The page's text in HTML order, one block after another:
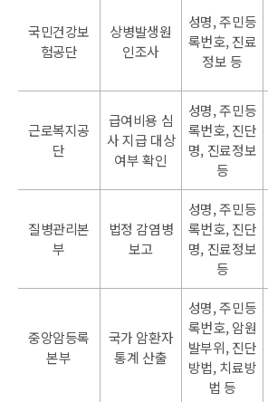
국민건강보
험공단
상병발생원
인조사
성명, 주민등
록번호, 진료
정보 등
근로복지공
단
급여비용 심
사 지급 대상
여부 확인
성명, 주민등
록번호, 진단
명, 진료정보
등
질병관리본
부
법정 감염병
보고
성명, 주민등
록번호, 진단
명, 진료정보
등
중앙암등록
본부
국가 암환자
통계 산출
성명, 주민등
록번호, 암원
발부위, 진단
방법, 치료방
법 등